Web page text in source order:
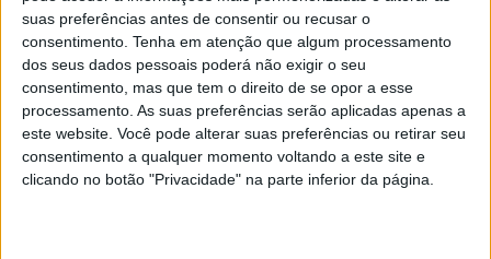
suas preferências antes de consentir ou recusar o
consentimento. Tenha em atenção que algum processamento
dos seus dados pessoais poderá não exigir o seu
consentimento, mas que tem o direito de se opor a esse
processamento. As suas preferências serão aplicadas apenas a
este website. Você pode alterar suas preferências ou retirar seu
consentimento a qualquer momento voltando a este site e
clicando no botão "Privacidade" na parte inferior da página.
ele vem por acréscimo.
4. Objetividade
Sabem o que é certo e errado e muitas vezes
fazem questão que o outro saiba o que está
errado numa relação, e nem toda a gente sabe